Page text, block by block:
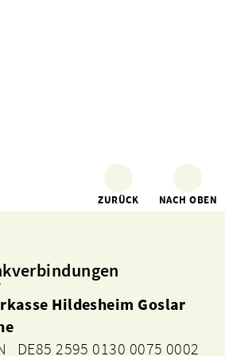
ZURÜCK NACH OBEN
Hildesheim Goslar
DE85 2595 0130 0075 0002